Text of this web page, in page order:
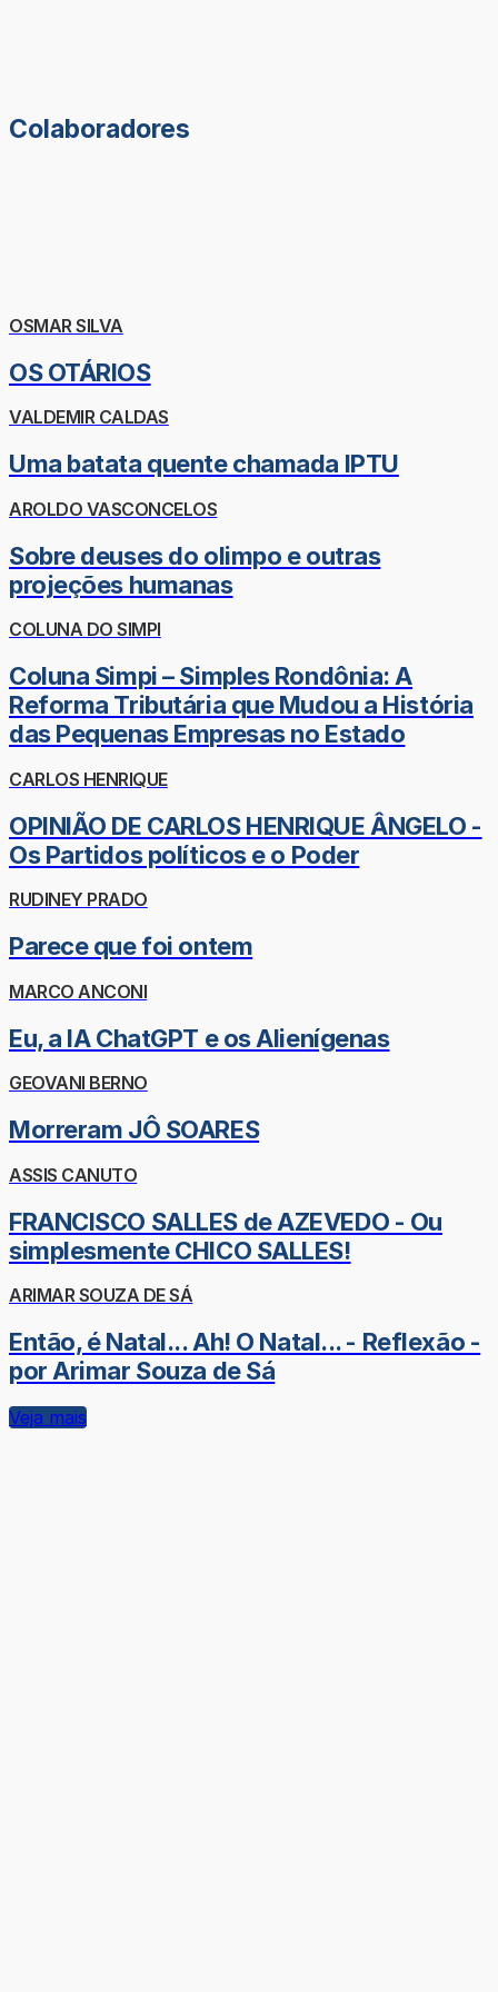
Colaboradores
OSMAR SILVA
OS OTÁRIOS
VALDEMIR CALDAS
Uma batata quente chamada IPTU
AROLDO VASCONCELOS
Sobre deuses do olimpo e outras
projeções humanas
COLUNA DO SIMPI
Coluna Simpi – Simples Rondônia: A
Reforma Tributária que Mudou a História
das Pequenas Empresas no Estado
CARLOS HENRIQUE
OPINIÃO DE CARLOS HENRIQUE ÂNGELO -
Os Partidos políticos e o Poder
RUDINEY PRADO
Parece que foi ontem
MARCO ANCONI
Eu, a IA ChatGPT e os Alienígenas
GEOVANI BERNO
Morreram JÔ SOARES
ASSIS CANUTO
FRANCISCO SALLES de AZEVEDO - Ou
simplesmente CHICO SALLES!
ARIMAR SOUZA DE SÁ
Então, é Natal... Ah! O Natal... - Reflexão -
por Arimar Souza de Sá
Veja mais